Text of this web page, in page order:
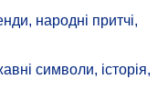
народні притчі,
символи, історія,